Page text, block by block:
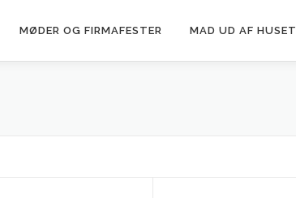
MØDER OG FIRMAFESTER MAD UD AF HUSET